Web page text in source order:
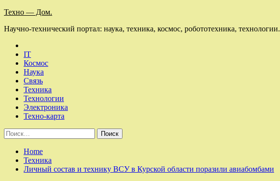
Skip
content
Техно — Дом.
Научно-технический портал: наука, техника, космос, робототехника, технологии.
IT
Космос
Наука
Связь
Техника
Технологии
Электроника
Техно-карта
Найти:
Home
Техника
Личный состав и технику ВСУ в Курской области поразили авиабомбами